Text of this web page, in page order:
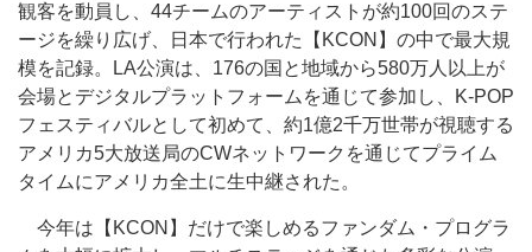
観客を動員し、44チームのアーティストが約100回のステ
ージを繰り広げ、日本で行われた【KCON】の中で最大規
模を記録。LA公演は、176の国と地域から580万人以上が
会場とデジタルプラットフォームを通じて参加し、K-POP
フェスティバルとして初めて、約1億2千万世帯が視聴する
アメリカ5大放送局のCWネットワークを通じてプライム
タイムにアメリカ全土に生中継された。
今年は【KCON】だけで楽しめるファンダム・プログラ